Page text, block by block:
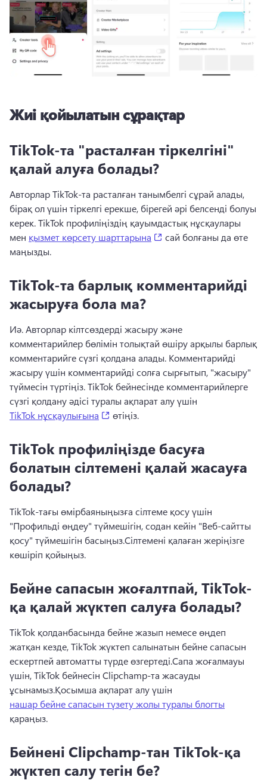
Жиі қойылатын сұрақтар
TikTok-та "расталған тіркелгіні"
қалай алуға болады?
Авторлар TikTok-та расталған танымбелгі сұрай алады,
бірақ ол үшін тіркелгі ерекше, бірегей әрі белсенді болуы
керек. TikTok профиліңіздің қауымдастық нұсқаулары
мен қызмет көрсету шарттарына (opens in a new tab)
сай болғаны да өте
маңызды.
TikTok-та барлық комментарийді
жасыруға бола ма?
Иә. Авторлар кілтсөздерді жасыру және
комментарийлер бөлімін толықтай өшіру арқылы барлық
комментарийге сүзгі қолдана алады. Комментарийді
жасыру үшін комментарийді солға сырғытып, "жасыру"
түймесін түртіңіз. TikTok бейнесінде комментарийлерге
сүзгі қолдану әдісі туралы ақпарат алу үшін
TikTok нұсқаулығына
(opens in a new tab)
өтіңіз.
TikTok профиліңізде басуға
болатын сілтемені қалай жасауға
болады?
TikTok-тағы өмірбаяныңызға сілтеме қосу үшін
"Профильді өңдеу" түймешігін, содан кейін "Веб-сайтты
қосу" түймешігін басыңыз.Сілтемені қалаған жеріңізге
көшіріп қойыңыз.
Бейне сапасын жоғалтпай, TikTok-
қа қалай жүктеп салуға болады?
TikTok қолданбасында бейне жазып немесе өңдеп
жатқан кезде, TikTok жүктеп салынатын бейне сапасын
ескертпей автоматты түрде өзгертеді.Сапа жоғалмауы
үшін, TikTok бейнесін Clipchamp-та жасауды
ұсынамыз.Қосымша ақпарат алу үшін
нашар бейне сапасын түзету жолы туралы блогты
қараңыз.
Бейнені Clipchamp-тан TikTok-қа
жүктеп салу тегін бе?